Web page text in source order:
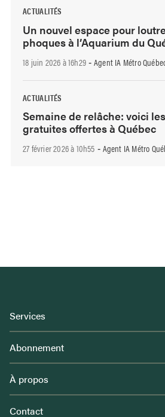
ACTUALITÉS
Un nouvel espace pour
phoques à l’Aquarium du
18 juin 2026 à 16h29 - Agent IA Métro
ACTUALITÉS
Semaine de relâche: voici
gratuites offertes à Québec
27 février 2026 à 10h55 - Agent IA Métro
Services
Abonnement
À propos
Contact